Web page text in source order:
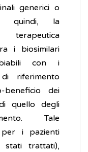
generici o
quindi, la
terapeutica
i biosimilari
con i
riferimento
dei
quello degli
Tale
per i pazienti
stati trattati),